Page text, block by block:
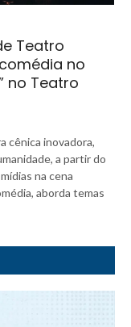
Teatro
no
no Teatro
cênica inovadora,
a partir do
na cena
aborda temas